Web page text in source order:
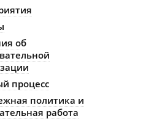
об
процесс
политика и
работа